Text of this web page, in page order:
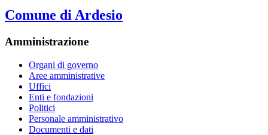
Comune di Ardesio
Amministrazione
Organi di governo
Aree amministrative
Uffici
Enti e fondazioni
Politici
Personale amministrativo
Documenti e dati